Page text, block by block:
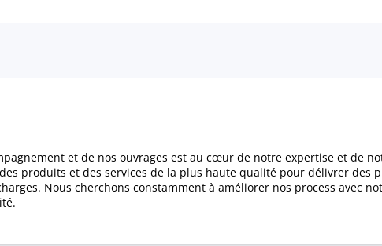
et de nos ouvrages est au cœur de notre expertise et de
produits et des services de la plus haute qualité pour délivrer des
Nous cherchons constamment à améliorer nos process avec